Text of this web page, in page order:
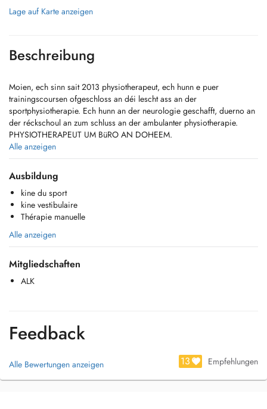
Lage auf Karte anzeigen
Beschreibung
Moien, ech sinn sait 2013 physiotherapeut, ech hunn e puer
trainingscoursen ofgeschloss an déi lescht ass an der
sportphysiotherapie. Ech hunn an der neurologie geschafft, duerno an
der réckschoul an zum schluss an der ambulanter physiotherapie.
PHYSIOTHERAPEUT UM BüRO AN DOHEEM.
Bonjour, je suis kinésithérapeute depuis 2013, j'ai effectué plusieurs
formations et la dernière en date est en kiné sport expert. J'ai d'abord
travaillé en Neurologie ensuite en école du dos et enfin en
kinésithérapie ambulatoire. Désireux de toujours me former et donner
le meilleur au patient.
KINESITHERAPEUTE AU CABINET ET DOMICILE
Alle anzeigen
Ausbildung
kine du sport
kine vestibulaire
Thérapie manuelle
Alle anzeigen
Mitgliedschaften
ALK
Feedback
Alle Bewertungen anzeigen 13 Empfehlungen